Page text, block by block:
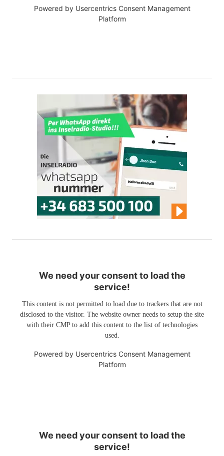
Powered by Usercentrics Consent Management
Platform
We need your consent to load the
service!
This content is not permitted to load due to trackers that are not
disclosed to the visitor. The website owner needs to setup the site
with their CMP to add this content to the list of technologies
used.
Powered by Usercentrics Consent Management
Platform
We need your consent to load the
service!